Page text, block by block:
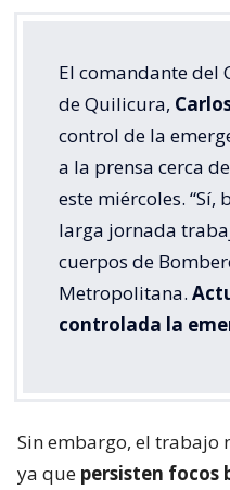
El comandante del
de Quilicura,
control de la
a la prensa cerca
este miércoles. “Sí,
larga jornada
cuerpos de
Metropolitana.
controlada la
Sin embargo, el trabajo
ya que persisten focos